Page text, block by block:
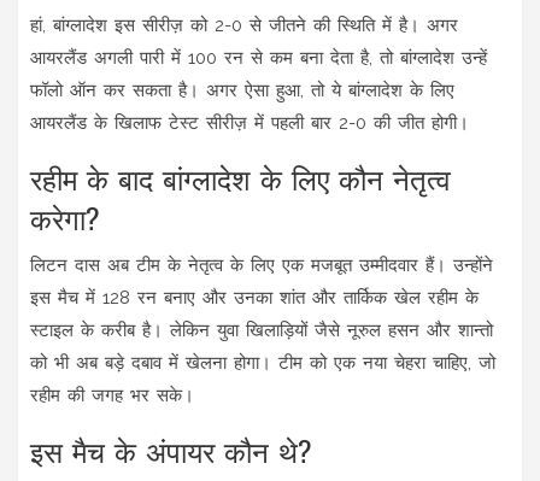
हां, बांग्लादेश इस सीरीज़ को 2-0 से जीतने की स्थिति में है। अगर
आयरलैंड अगली पारी में 100 रन से कम बना देता है, तो बांग्लादेश उन्हें
फॉलो ऑन कर सकता है। अगर ऐसा हुआ, तो ये बांग्लादेश के लिए
आयरलैंड के खिलाफ टेस्ट सीरीज़ में पहली बार 2-0 की जीत होगी।
रहीम के बाद बांग्लादेश के लिए कौन नेतृत्व
करेगा?
लिटन दास अब टीम के नेतृत्व के लिए एक मजबूत उम्मीदवार हैं। उन्होंने
इस मैच में 128 रन बनाए और उनका शांत और तार्किक खेल रहीम के
स्टाइल के करीब है। लेकिन युवा खिलाड़ियों जैसे नूरुल हसन और शान्तो
को भी अब बड़े दबाव में खेलना होगा। टीम को एक नया चेहरा चाहिए, जो
रहीम की जगह भर सके।
इस मैच के अंपायर कौन थे?